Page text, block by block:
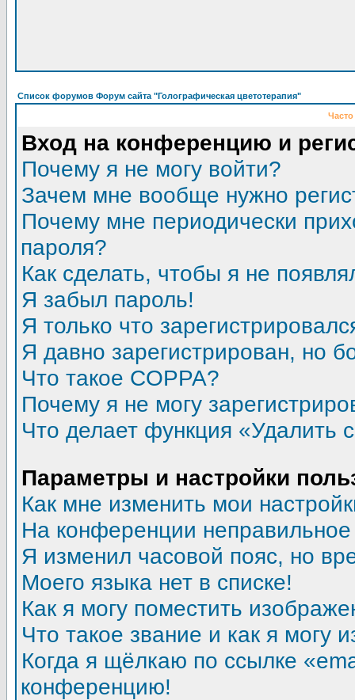
Список форумов Форум сайта "Голографическая цветотерапия"
Вход на конференцию и
Почему я не могу войти?
Зачем мне вообще нужно
Почему мне периодически
пароля?
Как сделать, чтобы я не
Я забыл пароль!
Я только что
Я давно зарегистрирован, но
Что такое COPPA?
Почему я не могу
Что делает функция «Удалить
Параметры и настройки
Как мне изменить мои
На конференции
Я изменил часовой пояс, но
Моего языка нет в списке!
Как я могу поместить
Что такое звание и как я могу
Когда я щёлкаю по ссылке
конференцию!